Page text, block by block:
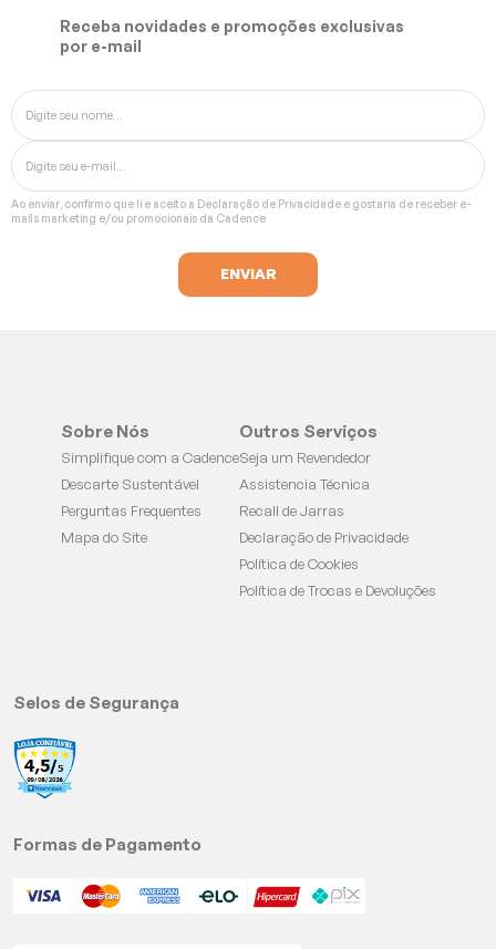
Receba novidades e promoções exclusivas
por e-mail
Ao enviar, confirmo que li e aceito a Declaração de Privacidade e gostaria de receber e-
mails marketing e/ou promocionais da Cadence
Sobre Nós
Simplifique com a Cadence
Descarte Sustentável
Perguntas Frequentes
Mapa do Site
Outros Serviços
Seja um Revendedor
Assistencia Técnica
Recall de Jarras
Declaração de Privacidade
Política de Cookies
Política de Trocas e Devoluções
Selos de Segurança
Formas de Pagamento